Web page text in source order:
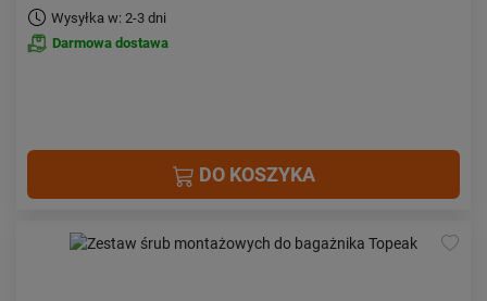
Wysyłka w: 2-3 dni
Darmowa dostawa
DO KOSZYKA